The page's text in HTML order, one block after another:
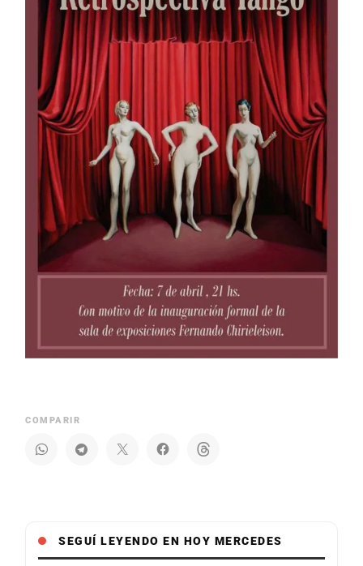
COMPARIR
SEGUÍ LEYENDO EN HOY MERCEDES